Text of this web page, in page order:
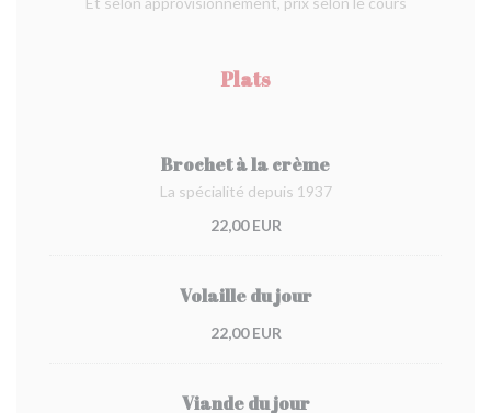
Plats
Brochet à la crème
La spécialité depuis 1937
22,00 EUR
Volaille du jour
22,00 EUR
Viande du jour